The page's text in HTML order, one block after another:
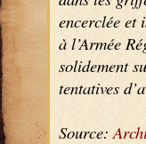
encerclée et
à l’Armée
solidement
tentatives
Source: